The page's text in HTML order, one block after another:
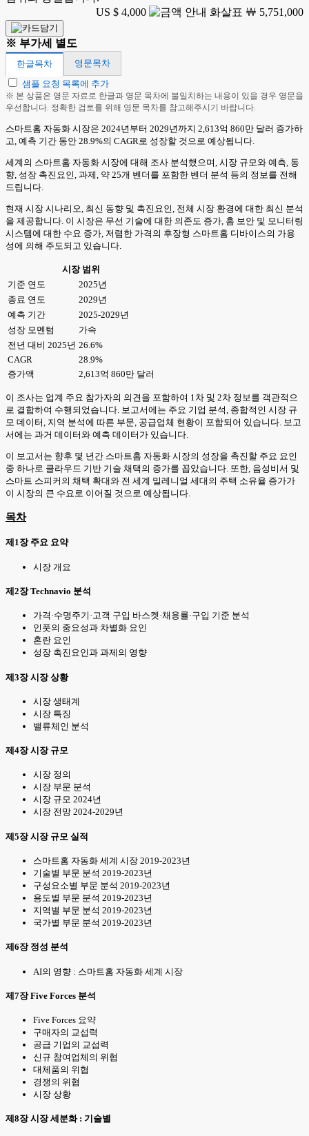
US $ 4,000
￦ 5,751,000
※ 부가세 별도
한글목차
영문목차
샘플 요청 목록에 추가
※ 본 상품은 영문 자료로 한글과 영문 목차에 불일치하는 내용이 있을 경우 영문을
우선합니다. 정확한 검토를 위해 영문 목차를 참고해주시기 바랍니다.
스마트홈 자동화 시장은 2024년부터 2029년까지 2,613억 860만 달러 증가하
고, 예측 기간 동안 28.9%의 CAGR로 성장할 것으로 예상됩니다.
세계의 스마트홈 자동화 시장에 대해 조사 분석했으며, 시장 규모와 예측, 동
향, 성장 촉진요인, 과제, 약 25개 벤더를 포함한 벤더 분석 등의 정보를 전해
드립니다.
현재 시장 시나리오, 최신 동향 및 촉진요인, 전체 시장 환경에 대한 최신 분석
을 제공합니다. 이 시장은 무선 기술에 대한 의존도 증가, 홈 보안 및 모니터링
시스템에 대한 수요 증가, 저렴한 가격의 후장형 스마트홈 디바이스의 가용
성에 의해 주도되고 있습니다.
시장 범위
기준 연도
2025년
종료 연도
2029년
예측 기간
2025-2029년
성장 모멘텀
가속
전년 대비 2025년 26.6%
CAGR
28.9%
증가액
2,613억 860만 달러
이 조사는 업계 주요 참가자의 의견을 포함하여 1차 및 2차 정보를 객관적으
로 결합하여 수행되었습니다. 보고서에는 주요 기업 분석, 종합적인 시장 규
모 데이터, 지역 분석에 따른 부문, 공급업체 현황이 포함되어 있습니다. 보고
서에는 과거 데이터와 예측 데이터가 있습니다.
이 보고서는 향후 몇 년간 스마트홈 자동화 시장의 성장을 촉진할 주요 요인
중 하나로 클라우드 기반 기술 채택의 증가를 꼽았습니다. 또한, 음성비서 및
스마트 스피커의 채택 확대와 전 세계 밀레니얼 세대의 주택 소유율 증가가
이 시장의 큰 수요로 이어질 것으로 예상됩니다.
목차
제1장 주요 요약
시장 개요
제2장 Technavio 분석
가격·수명주기·고객 구입 바스켓·채용률·구입 기준 분석
인풋의 중요성과 차별화 요인
혼란 요인
성장 촉진요인과 과제의 영향
제3장 시장 상황
시장 생태계
시장 특징
밸류체인 분석
제4장 시장 규모
시장 정의
시장 부문 분석
시장 규모 2024년
시장 전망 2024-2029년
제5장 시장 규모 실적
스마트홈 자동화 세계 시장 2019-2023년
기술별 부문 분석 2019-2023년
구성요소별 부문 분석 2019-2023년
용도별 부문 분석 2019-2023년
지역별 부문 분석 2019-2023년
국가별 부문 분석 2019-2023년
제6장 정성 분석
AI의 영향 : 스마트홈 자동화 세계 시장
제7장 Five Forces 분석
Five Forces 요약
구매자의 교섭력
공급 기업의 교섭력
신규 참여업체의 위협
대체품의 위협
경쟁의 위협
시장 상황
제8장 시장 세분화 : 기술별